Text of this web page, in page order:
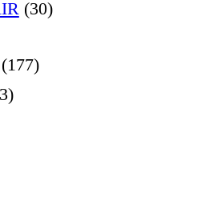
(30)